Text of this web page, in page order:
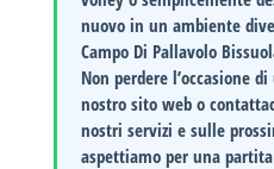
nuovo in un ambiente
Campo Di Pallavolo
Non perdere l’occasione
nostro sito web o
nostri servizi e sulle
aspettiamo per una